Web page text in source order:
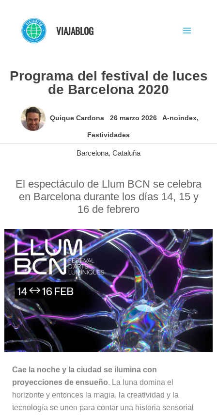
contenido
VIAJABLOG
Programa del festival de luces
de Barcelona 2020
Quique Cardona 26 marzo 2026 A-noindex,
Festividades
Barcelona, Cataluña
El espectáculo de Llum BCN se celebra
en Barcelona durante los días 14, 15 y
16 de febrero
Cae la noche y la ciudad se ilumina con
proyecciones de ensueño. La luna domina el
horizonte y entonces la magia, la creatividad y la
tecnología se unen para contar una historia sensorial